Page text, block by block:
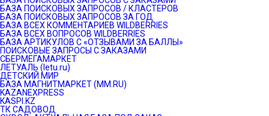
БАЗА ПОИСКОВЫХ ЗАПРОСОВ / КЛАСТЕРОВ
БАЗА ПОИСКОВЫХ ЗАПРОСОВ ЗА ГОД
БАЗА ВСЕХ КОММЕНТАРИЕВ WILDBERRIES
БАЗА ВСЕХ ВОПРОСОВ WILDBERRIES
БАЗА АРТИКУЛОВ С «ОТЗЫВАМИ ЗА БАЛЛЫ»
ПОИСКОВЫЕ ЗАПРОСЫ С ЗАКАЗАМИ
СБЕРМЕГАМАРКЕТ
ЛЕТУАЛЬ (letu.ru)
ДЕТСКИЙ МИР
БАЗА МАГНИТМАРКЕТ (MM.RU)
KAZANEXPRESS
KASPI.KZ
ТК САДОВОД